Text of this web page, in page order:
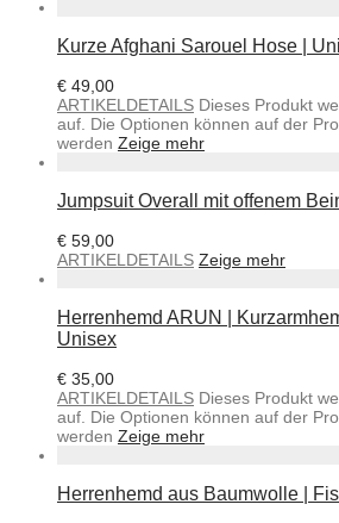
Kurze Afghani Sarouel Hose |
€ 49,00
ARTIKELDETAILS Dieses Produkt
auf. Die Optionen können auf der
werden Zeige mehr
Jumpsuit Overall mit offenem
€ 59,00
ARTIKELDETAILS Zeige mehr
Herrenhemd ARUN |
Unisex
€ 35,00
ARTIKELDETAILS Dieses Produkt
auf. Die Optionen können auf der
werden Zeige mehr
Herrenhemd aus Baumwolle |